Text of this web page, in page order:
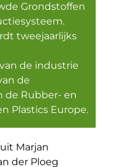
Grondstoffen
tweejaarlijks
de industrie
de
de Rubber- en
Plastics Europe.
Marjan
der Ploeg